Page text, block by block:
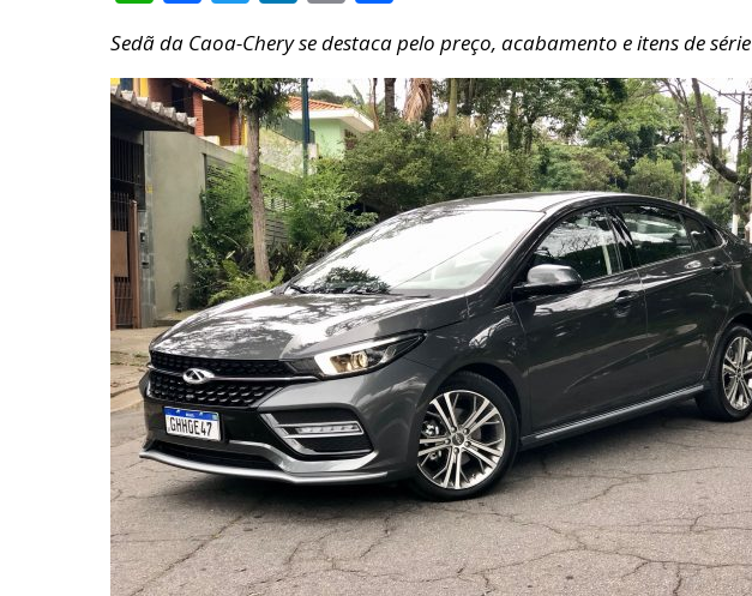
Sedã da Caoa-Chery se destaca pelo preço, acabamento e itens de série